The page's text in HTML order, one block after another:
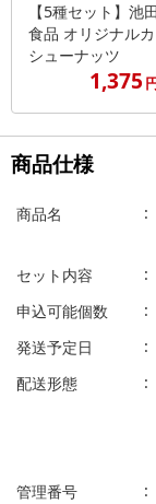
【5種セット】池田
食品 オリジナルカ
シューナッツ
1,375
商品仕様
商品名
セット内容
申込可能個数
発送予定日
配送形態
管理番号